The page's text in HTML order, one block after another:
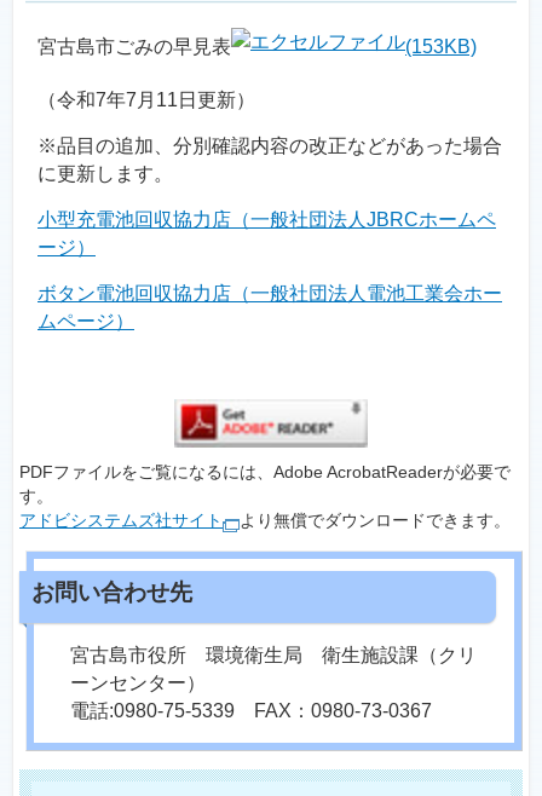
宮古島市ごみの早見表 (153KB)
（令和7年7月11日更新）
※品目の追加、分別確認内容の改正などがあった場合
に更新します。
小型充電池回収協力店（一般社団法人JBRCホームペ
ージ）
ボタン電池回収協力店（一般社団法人電池工業会ホー
ムページ）
PDFファイルをご覧になるには、Adobe AcrobatReaderが必要で
す。
アドビシステムズ社サイト
より無償でダウンロードできます。
宮古島市役所 環境衛生局 衛生施設課（クリ
ーンセンター）
電話:0980-75-5339 FAX：0980-73-0367